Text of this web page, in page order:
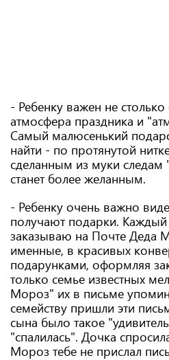
- Ребенку важен не
атмосфера праздника и
Самый малюсенький
найти - по протянутой
сделанным из муки
станет более желанным.
- Ребенку очень важно
получают подарки. Каждый
заказываю на Почте Деда
именные, в красивых
подарунками, оформляя
только семье известных
Мороз" их в письме
семейству пришли эти
сына было такое
"спалилась". Дочка
Мороз тебе не прислал